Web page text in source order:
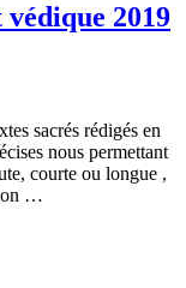
2019
sacrés rédigés en
nous permettant
courte ou longue ,
…